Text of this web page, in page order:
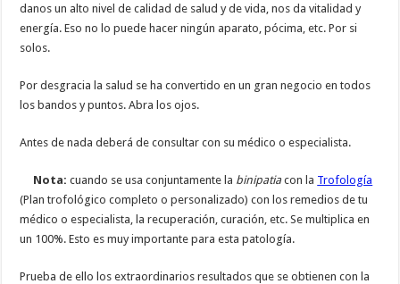
danos un alto nivel de calidad de salud y de vida, nos da vitalidad y
energía. Eso no lo puede hacer ningún aparato, pócima, etc. Por si
solos.
Por desgracia la salud se ha convertido en un gran negocio en todos
los bandos y puntos. Abra los ojos.
Antes de nada deberá de consultar con su médico o especialista.
Nota:cuando se usa conjuntamente la binipatiacon la Trofología
(Plan trofológico completo o personalizado) con los remedios de tu
médico o especialista, la recuperación, curación, etc. Se multiplica en
un 100%. Esto es muy importante para esta patología.
Prueba de ello los extraordinarios resultados que se obtienen con la